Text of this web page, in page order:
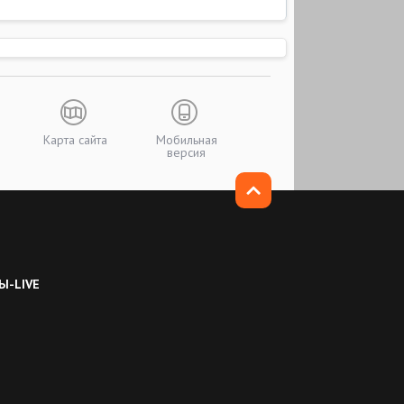
Карта сайта Мобильная
версия
LIVE